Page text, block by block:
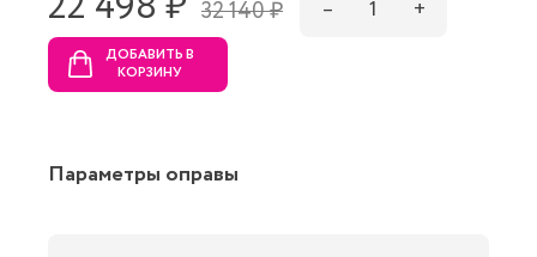
32 140 ₷ – 1 +
ДОБАВИТЬ В
КОРЗИНУ
Параметры оправы